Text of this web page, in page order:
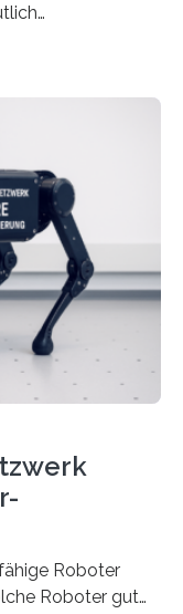
Gehirn. Die
Sie verbrauchen
Da KI-Modelle
an neuen
Roboter
Roboter gut